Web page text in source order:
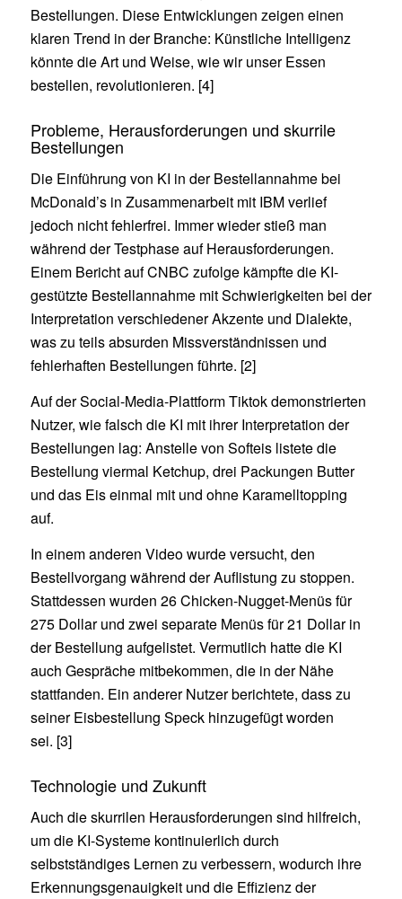
Bestellungen. Diese Entwicklungen zeigen einen
klaren Trend in der Branche: Künstliche Intelligenz
könnte die Art und Weise, wie wir unser Essen
bestellen, revolutionieren. [4]
Probleme, Herausforderungen und skurrile
Bestellungen
Die Einführung von KI in der Bestellannahme bei
McDonald’s in Zusammenarbeit mit IBM verlief
jedoch nicht fehlerfrei. Immer wieder stieß man
während der Testphase auf Herausforderungen.
Einem Bericht auf CNBC zufolge kämpfte die KI-
gestützte Bestellannahme mit Schwierigkeiten bei der
Interpretation verschiedener Akzente und Dialekte,
was zu teils absurden Missverständnissen und
fehlerhaften Bestellungen führte. [2]
Auf der Social-Media-Plattform Tiktok demonstrierten
Nutzer, wie falsch die KI mit ihrer Interpretation der
Bestellungen lag: Anstelle von Softeis listete die
Bestellung viermal Ketchup, drei Packungen Butter
und das Eis einmal mit und ohne Karamelltopping
auf.
In einem anderen Video wurde versucht, den
Bestellvorgang während der Auflistung zu stoppen.
Stattdessen wurden 26 Chicken-Nugget-Menüs für
275 Dollar und zwei separate Menüs für 21 Dollar in
der Bestellung aufgelistet. Vermutlich hatte die KI
auch Gespräche mitbekommen, die in der Nähe
stattfanden. Ein anderer Nutzer berichtete, dass zu
seiner Eisbestellung Speck hinzugefügt worden
sei. [3]
Technologie und Zukunft
Auch die skurrilen Herausforderungen sind hilfreich,
um die KI-Systeme kontinuierlich durch
selbstständiges Lernen zu verbessern, wodurch ihre
Erkennungsgenauigkeit und die Effizienz der